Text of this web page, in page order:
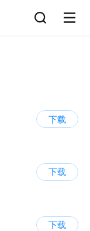
下载
下载
下载